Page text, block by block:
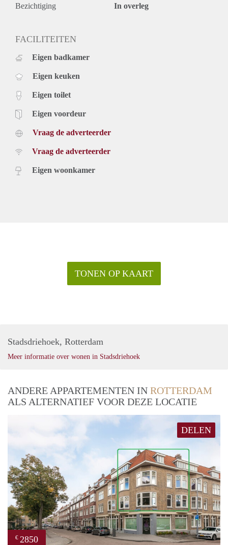
– Prijs is exclusief nutsvoorzieningen, exclusief internet/TV
– Borg: in overleg, minimaal 1 maand
– Gemeubileerd
– Parkeren middels parkeervergunning
Bezichtiging In overleg
FACILITEITEN
Eigen badkamer
Eigen keuken
Eigen toilet
Eigen voordeur
Vraag de adverteerder
Vraag de adverteerder
Eigen woonkamer
TONEN OP KAART
Stadsdriehoek, Rotterdam
Meer informatie over wonen in Stadsdriehoek
ANDERE APPARTEMENTEN IN ROTTERDAM
ALS ALTERNATIEF VOOR DEZE LOCATIE
DELEN
€ 2850